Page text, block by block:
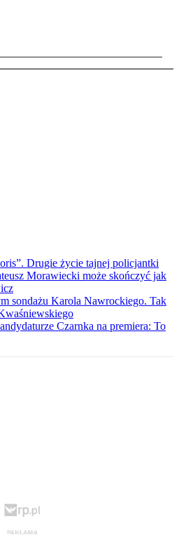
Drugie życie tajnej policjantki
Morawiecki może skończyć jak
sondażu Karola Nawrockiego. Tak
Czarnka na premiera: To